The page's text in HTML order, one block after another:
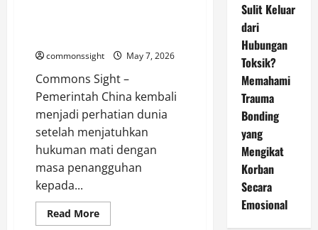
commonssight May 7, 2026
Commons Sight –
Pemerintah China kembali
menjadi perhatian dunia
setelah menjatuhkan
hukuman mati dengan
masa penangguhan
kepada...
Read MoreRead
more
Sulit Keluar
dari
Hubungan
Toksik?
Memahami
Trauma
Bonding
yang
Mengikat
Korban
Secara
Emosional